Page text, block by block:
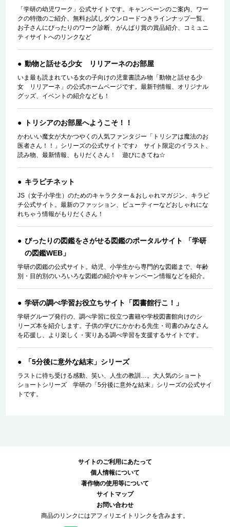
「学研の幼児ワーク」公式サイトです。キャンペーンのご案内、ワー
クの特徴のご紹介、無料お試しダウンロードつきラインナップ一覧、
お子さんにぴったりのワーク診断、がんばり賞の賞品紹介、コミュニ
ティサイトへのリンクなど
動物と話せる少女 リリアーネのお部屋
いま最も読まれている女の子向けの児童書読み物「動物と話せる少
女 リリアーネ」の公式ホームページです。最新刊情報、オリジナル
グッズ、イベントの紹介なども！
トリシアのお部屋へようこそ！！
かわいい魔女が大かつやくの人気ファンタジー「トリシアは魔法のお
医者さん！！」シリーズの公式サイトです♪ サイト限定のイラスト、
読み物、最新情報、もりだくさん！ 遊びにきてね☆
キラピチネット
JS（女子小学生）のためのキャラクター＆おしゃれマガジン、キラピ
チ公式サイト。最新のファッション、ビューティーなどおしゃれにな
れちゃう情報がもりだくさん！
ぴったりの図鑑をさがせる図鑑のポータルサイト 「学研
の図鑑WEB」
学研の図鑑の公式サイト。幼児、小学生から専門的な図鑑まで、年齢
別・目的別のいろいろな図鑑の紹介やキャンペーン情報などを紹介。
学研の調べ学習お役立ちサイト「図書館行こ！」
学研グループ発行の、調べ学習に役立つ書籍や学校図書館向けのシ
リーズ本を紹介します。子供の学びにかかわる先生・司書のみなさん
を応援し、より楽しく・実りある調べ学習を支援するサイトです。
「5分後に意外な結末」シリーズ
ラストに待ち受ける感動、笑い、人生の教訓…。大人気のショート
ショートシリーズ 学研の「5分後に意外な結末」シリーズの公式サイ
トです。
サイトのご利用にあたって
個人情報について
著作物の使用等について
サイトマップ
お問い合わせ
商品のリンクにはアフィリエイトリンクを含みます。